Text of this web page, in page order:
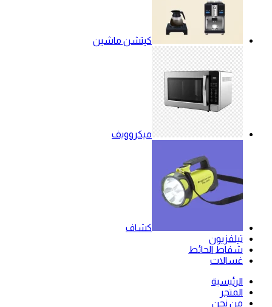
كيتشن ماشين
ميكروويف
كشاف
تيلفزيون
شفاط الحائط
غسالات
الرئيسية
المتجر
من نحن